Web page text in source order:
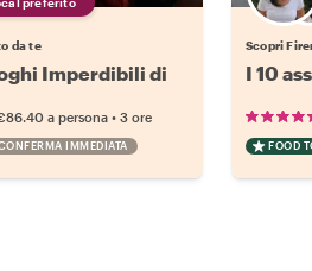
da te
Imperdibili di
a persona • 3 ore
IMMEDIATA
Scopri
I 10
FOOD